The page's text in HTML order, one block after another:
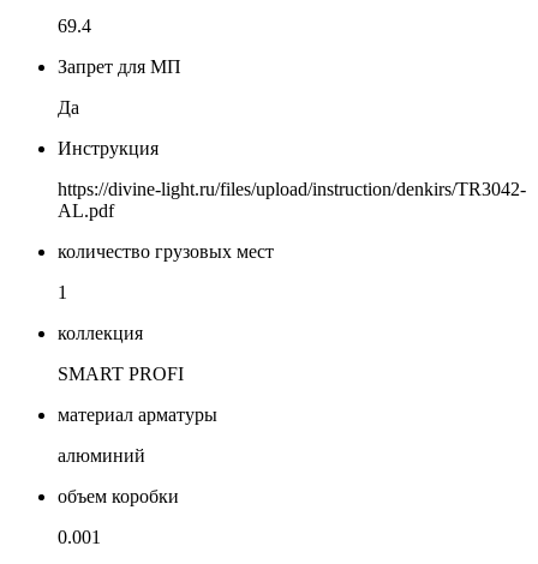
69.4
Запрет для МП
Да
Инструкция
https://divine-light.ru/files/upload/instruction/denkirs/TR3042-
AL.pdf
количество грузовых мест
1
коллекция
SMART PROFI
материал арматуры
алюминий
объем коробки
0.001